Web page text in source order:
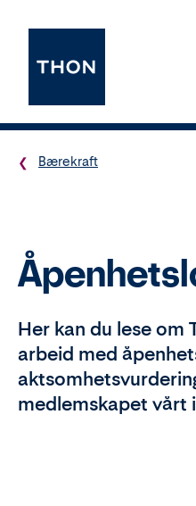
Bærekraft
Her kan du lese om
arbeid med
medlemskapet vårt